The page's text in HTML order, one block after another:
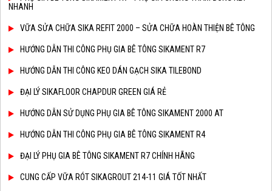
NHANH
VỮA SỬA CHỮA SIKA REFIT 2000 – SỬA CHỮA HOÀN THIỆN BÊ TÔNG
HƯỚNG DẪN THI CÔNG PHỤ GIA BÊ TÔNG SIKAMENT R7
HƯỚNG DẪN THI CÔNG KEO DÁN GẠCH SIKA TILEBOND
ĐẠI LÝ SIKAFLOOR CHAPDUR GREEN GIÁ RẺ
HƯỚNG DẪN SỬ DỤNG PHỤ GIA BÊ TÔNG SIKAMENT 2000 AT
HƯỚNG DẪN THI CÔNG PHỤ GIA BÊ TÔNG SIKAMENT R4
ĐẠI LÝ PHỤ GIA BÊ TÔNG SIKAMENT R7 CHÍNH HÃNG
CUNG CẤP VỮA RÓT SIKAGROUT 214-11 GIÁ TỐT NHẤT